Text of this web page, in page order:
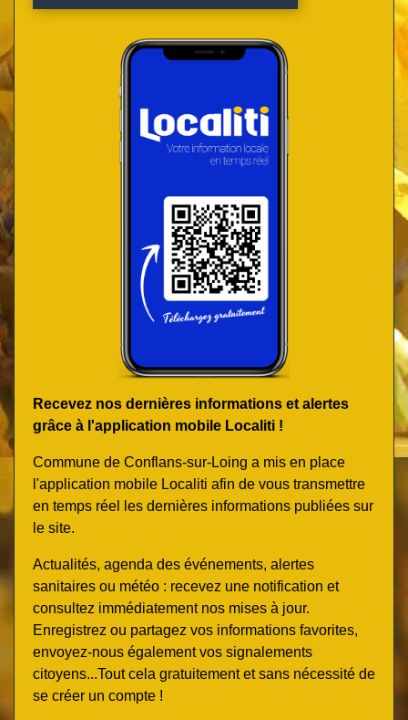
Recevez nos dernières informations et alertes
grâce à l'application mobile Localiti !
Commune de Conflans-sur-Loing a mis en place
l'application mobile Localiti afin de vous transmettre
en temps réel les dernières informations publiées sur
le site.
Actualités, agenda des événements, alertes
sanitaires ou météo : recevez une notification et
consultez immédiatement nos mises à jour.
Enregistrez ou partagez vos informations favorites,
envoyez-nous également vos signalements
citoyens...Tout cela gratuitement et sans nécessité de
se créer un compte !